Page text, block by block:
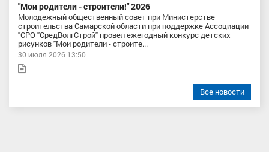
"Мои родители - строители!" 2026
Молодежный общественный совет при Министерстве
строительства Самарской области при поддержке Ассоциации
"СРО "СредВолгСтрой" провел ежегодный конкурс детских
рисунков "Мои родители - строите...
30 июля 2026 13:50
Все новости